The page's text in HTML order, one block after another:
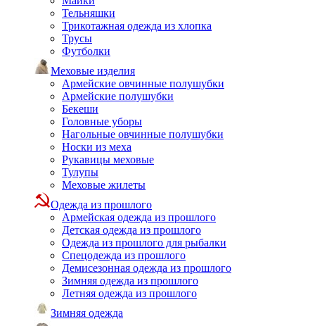
Тельняшки
Трикотажная одежда из хлопка
Трусы
Футболки
Меховые изделия
Армейские овчинные полушубки
Армейские полушубки
Бекеши
Головные уборы
Нагольные овчинные полушубки
Носки из меха
Рукавицы меховые
Тулупы
Меховые жилеты
Одежда из прошлого
Армейская одежда из прошлого
Детская одежда из прошлого
Одежда из прошлого для рыбалки
Спецодежда из прошлого
Демисезонная одежда из прошлого
Зимняя одежда из прошлого
Летняя одежда из прошлого
Зимняя одежда